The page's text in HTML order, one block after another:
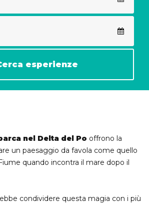
esperienze
nel Delta del Po offrono la
un paesaggio da favola come quello
quando incontra il mare dopo il
condividere questa magia con i più